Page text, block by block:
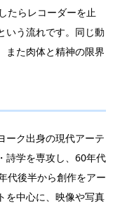
たらレコーダーを止
いう流れです。同じ動
また肉体と精神の限界
ーク出身の現代アーテ
詩学を専攻し、60年代
代後半から創作をアー
を中心に、映像や写真